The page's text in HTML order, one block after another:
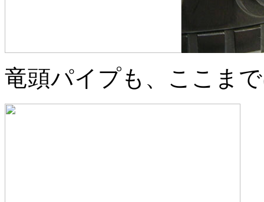
竜頭パイプも、ここま